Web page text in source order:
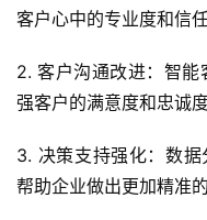
5
发
信
开
客户心中的专业度和信任
2. 客户沟通改进：智
强客户的满意度和忠诚度
3. 决策支持强化：数据
帮助企业做出更加精准